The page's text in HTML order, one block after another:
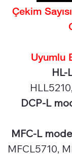
Çekim
Uyumlu
HL-
DCP-L
MFC-L
MFCL5710,